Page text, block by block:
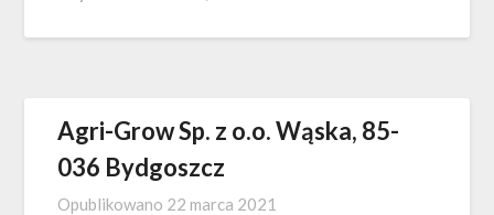
Agri-Grow Sp. z o.o. Wąska, 85-
036 Bydgoszcz
Opublikowano 22 marca 2021